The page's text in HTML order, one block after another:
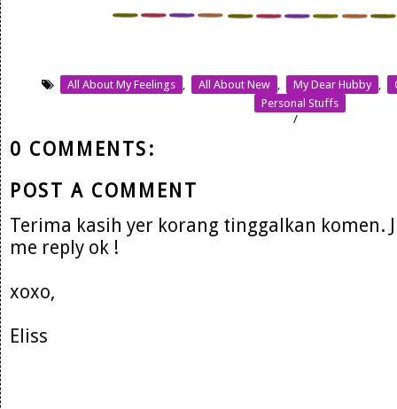
All About My Feelings , All About New , My Dear Hubby ,
Personal Stuffs
/
0 COMMENTS:
POST A COMMENT
Terima kasih yer korang tinggalkan komen.
me reply ok !
xoxo,
Eliss